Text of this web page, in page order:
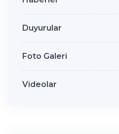
Duyurular
Foto Galeri
Videolar